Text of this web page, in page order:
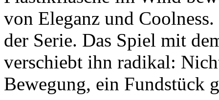
von Eleganz und
der Serie. Das Spiel mit
verschiebt ihn radikal:
Bewegung, ein Fundstück